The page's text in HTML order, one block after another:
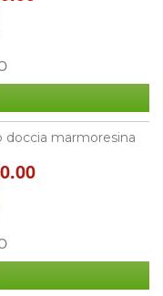
doccia marmoresina